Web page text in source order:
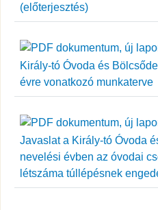
(előterjesztés)
Király-tó Óvoda és
évre vonatkozó munkaterve
Javaslat a Király-tó Óvoda
nevelési évben az óvodai
létszáma túllépésnek